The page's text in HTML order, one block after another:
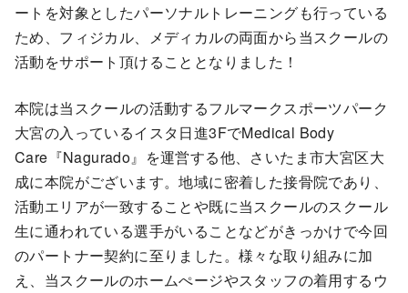
ートを対象としたパーソナルトレーニングも行っている
ため、フィジカル、メディカルの両面から当スクールの
活動をサポート頂けることとなりました！
本院は当スクールの活動するフルマークスポーツパーク
大宮の入っているイスタ日進3FでMedical Body
Care『Nagurado』を運営する他、さいたま市大宮区大
成に本院がございます。地域に密着した接骨院であり、
活動エリアが一致することや既に当スクールのスクール
生に通われている選手がいることなどがきっかけで今回
のパートナー契約に至りました。様々な取り組みに加
え、当スクールのホームぺージやスタッフの着用するウ